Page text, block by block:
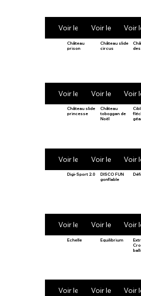
Voir le produitVoir le produit
Voir
Château
prison
Voir le produit
Château slide
circus
Voir le produit
Voir
Château slide
princesse
Voir le produit
Château
toboggan de
Noël
Voir le produit
Voir
Digi-Sport 2.0
Voir le produit
DISCO FUN
gonflable
Voir le produit
Voir
Echelle
Voir le produit
Equilibrium
Voir le produit
Voir